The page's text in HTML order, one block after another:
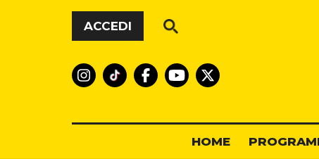
Vai al contenuto
ACCEDI
HOME